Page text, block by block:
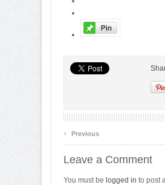
‹ Previous
Leave a Comment
You must be logged in to post